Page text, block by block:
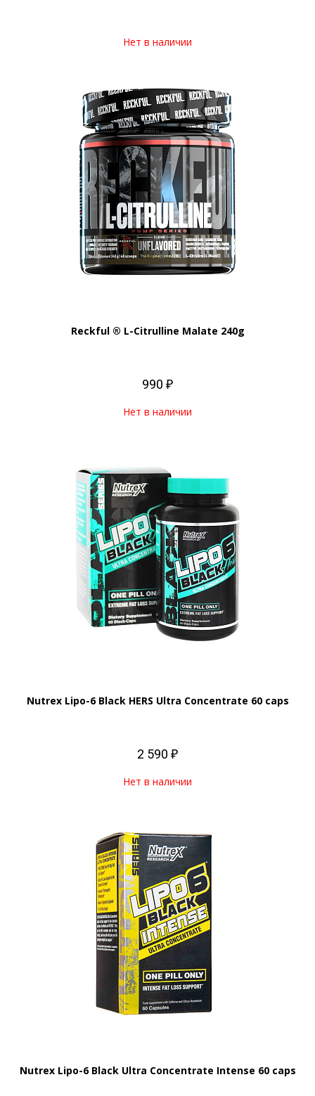
Нет в наличии
Reckful ® L-Citrulline Malate 240g
990 ₽
Нет в наличии
Nutrex Lipo-6 Black HERS Ultra Concentrate 60 caps
2 590 ₽
Нет в наличии
Nutrex Lipo-6 Black Ultra Concentrate Intense 60 caps